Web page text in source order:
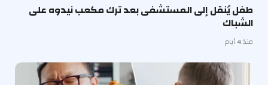
طفل يُنقل إلى المستشفى بعد ترك مكعب نيدوه على
الشباك
منذ 4 أيام